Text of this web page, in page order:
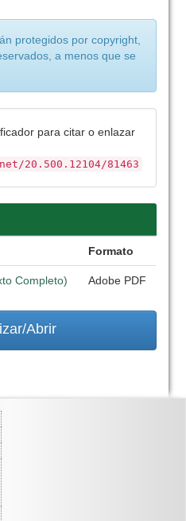
protegidos por copyright,
a menos que se
para citar o enlazar
20.500.12104/81463
Formato
Completo) Adobe PDF
Abrir